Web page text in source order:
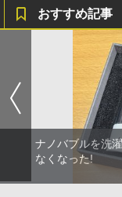
おすすめ記事
ナノバブルを洗
なくなった!